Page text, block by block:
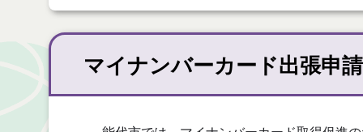
マイナンバーカード出張申